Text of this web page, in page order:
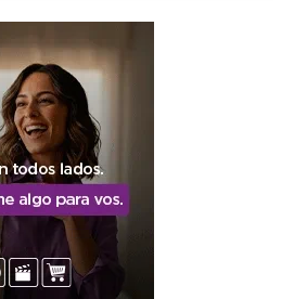
medicamentos
advirtieron que, en caso de
lafecha de vencimiento
no deben utilizarlos y deben
al área de Recursos
del hospital para informar la